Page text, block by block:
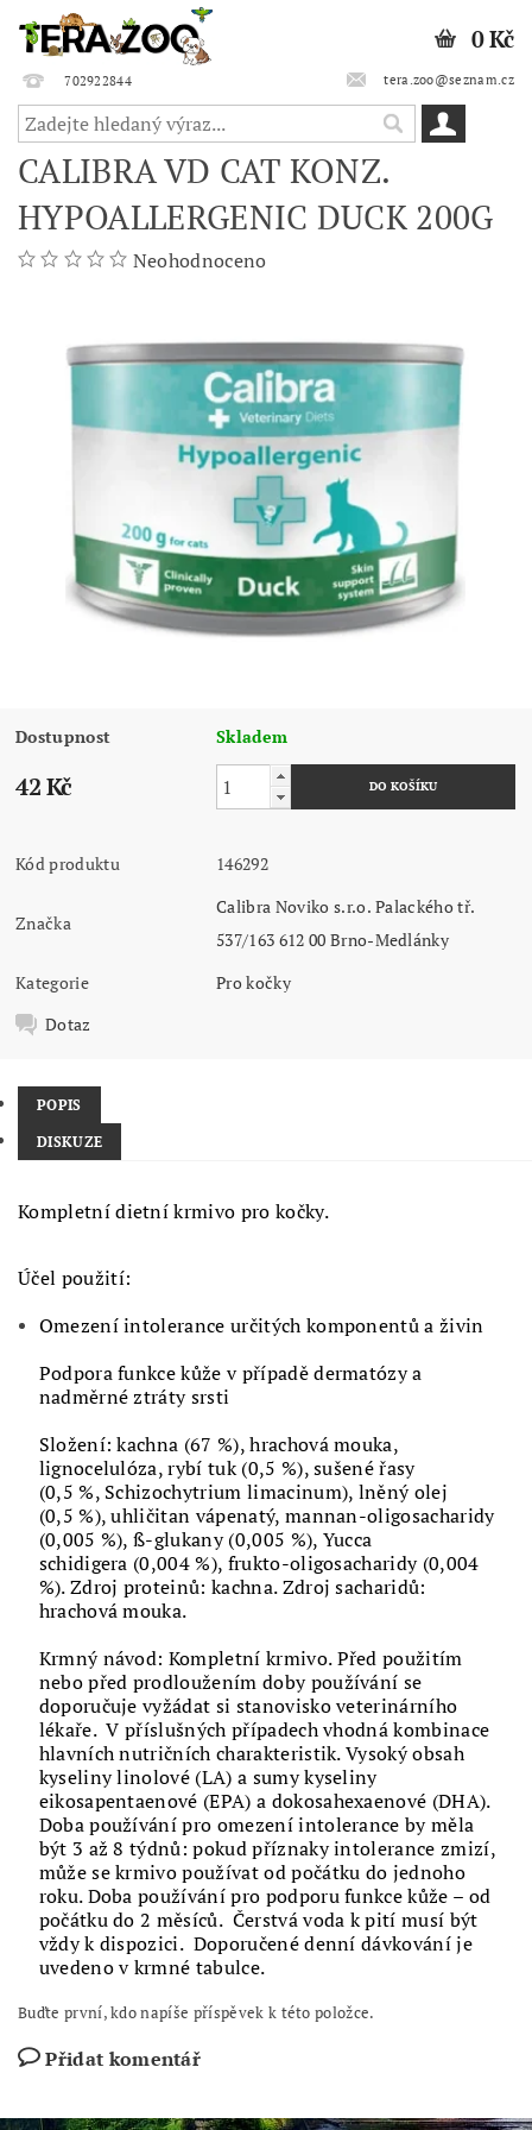
702922844 tera.zoo@seznam.cz
0 Kč
CALIBRA VD CAT KONZ.
HYPOALLERGENIC DUCK 200G
Neohodnoceno
Dostupnost Skladem
42 Kč
Kód produktu 146292
Značka
Calibra Noviko s.r.o. Palackého tř.
537/163 612 00 Brno-Medlánky
Kategorie
Pro kočky
Dotaz
POPIS
DISKUZE
Kompletní dietní krmivo pro kočky.
Účel použití:
Omezení intolerance určitých komponentů a živin
Podpora funkce kůže v případě dermatózy a
nadměrné ztráty srsti
Složení: kachna (67 %), hrachová mouka,
lignocelulóza, rybí tuk (0,5 %), sušené řasy
(0,5 %, Schizochytrium limacinum), lněný olej
(0,5 %), uhličitan vápenatý, mannan-oligosacharidy
(0,005 %), ß-glukany (0,005 %), Yucca
schidigera (0,004 %), frukto-oligosacharidy (0,004
%). Zdroj proteinů: kachna. Zdroj sacharidů:
hrachová mouka.
Krmný návod: Kompletní krmivo. Před použitím
nebo před prodloužením doby používání se
doporučuje vyžádat si stanovisko veterinárního
lékaře. V příslušných případech vhodná kombinace
hlavních nutričních charakteristik. Vysoký obsah
kyseliny linolové (LA) a sumy kyseliny
eikosapentaenové (EPA) a dokosahexaenové (DHA).
Doba používání pro omezení intolerance by měla
být 3 až 8 týdnů: pokud příznaky intolerance zmizí,
může se krmivo používat od počátku do jednoho
roku. Doba používání pro podporu funkce kůže – od
počátku do 2 měsíců. Čerstvá voda k pití musí být
vždy k dispozici. Doporučené denní dávkování je
uvedeno v krmné tabulce.
Buďte první, kdo napíše příspěvek k této položce.
Přidat komentář